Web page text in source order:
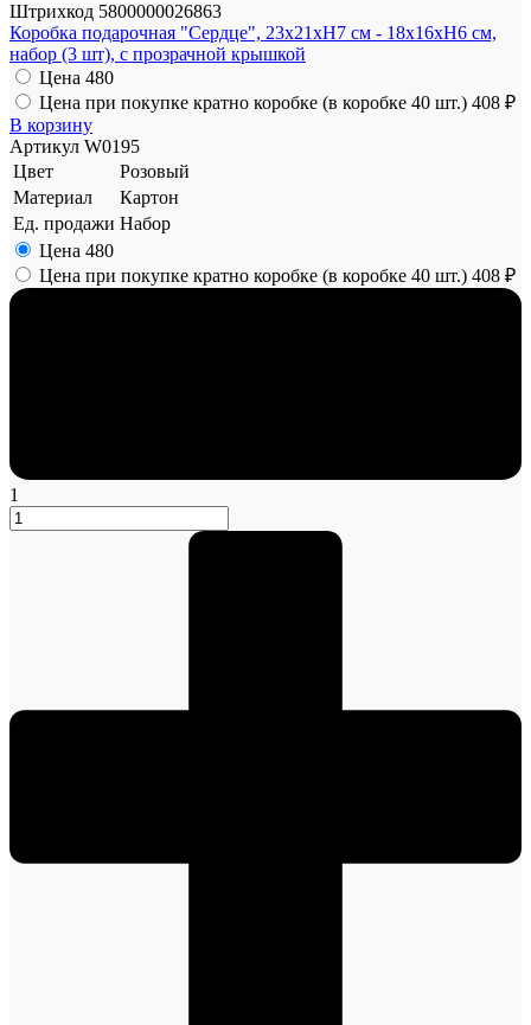
Штрихкод 5800000026863
Коробка подарочная "Сердце", 23x21xH7 см - 18x16xH6 см,
набор (3 шт), с прозрачной крышкой
Цена 480
Цена при покупке кратно коробке (в коробке 40 шт.) 408 ₽
В корзину
Артикул W0195
Цвет
Розовый
Материал
Картон
Ед. продажи Набор
Цена 480
Цена при покупке кратно коробке (в коробке 40 шт.) 408 ₽
1